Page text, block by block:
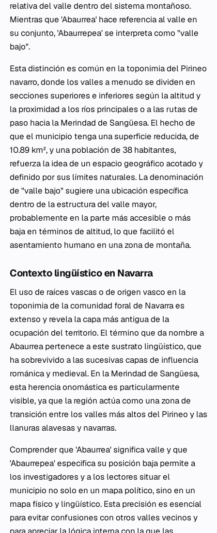
relativa del valle dentro del sistema montañoso.
Mientras que 'Abaurrea' hace referencia al valle en
su conjunto, 'Abaurrepea' se interpreta como "valle
bajo".
Esta distinción es común en la toponimia del Pirineo
navarro, donde los valles a menudo se dividen en
secciones superiores e inferiores según la altitud y
la proximidad a los ríos principales o a las rutas de
paso hacia la Merindad de Sangüesa. El hecho de
que el municipio tenga una superficie reducida, de
10.89 km², y una población de 38 habitantes,
refuerza la idea de un espacio geográfico acotado y
definido por sus límites naturales. La denominación
de "valle bajo" sugiere una ubicación específica
dentro de la estructura del valle mayor,
probablemente en la parte más accesible o más
baja en términos de altitud, lo que facilitó el
asentamiento humano en una zona de montaña.
Contexto lingüístico en Navarra
El uso de raíces vascas o de origen vasco en la
toponimia de la comunidad foral de Navarra es
extenso y revela la capa más antigua de la
ocupación del territorio. El término que da nombre a
Abaurrea pertenece a este sustrato lingüístico, que
ha sobrevivido a las sucesivas capas de influencia
románica y medieval. En la Merindad de Sangüesa,
esta herencia onomástica es particularmente
visible, ya que la región actúa como una zona de
transición entre los valles más altos del Pirineo y las
llanuras alavesas y navarras.
Comprender que 'Abaurrea' significa valle y que
'Abaurrepea' especifica su posición baja permite a
los investigadores y a los lectores situar el
municipio no solo en un mapa político, sino en un
mapa físico y lingüístico. Esta precisión es esencial
para evitar confusiones con otros valles vecinos y